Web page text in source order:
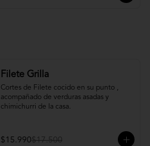
Filete Grilla
Cortes de Filete cocido en su punto ,
acompañado de verduras asadas y
chimichurri de la casa.
$15.990$17.500